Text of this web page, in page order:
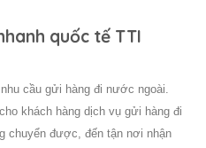
quốc tế TTI
cầu gửi hàng đi nước ngoài.
khách hàng dịch vụ gửi hàng đi
chuyển được, đến tận nơi nhận